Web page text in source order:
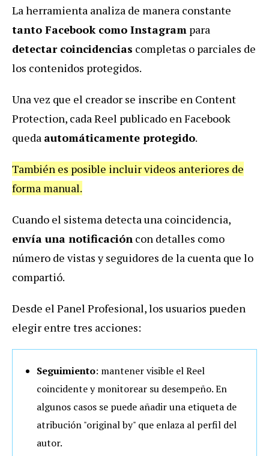
La herramienta analiza de manera constante
tanto Facebook como Instagram para
detectar coincidencias completas o parciales de
los contenidos protegidos.
Una vez que el creador se inscribe en Content
Protection, cada Reel publicado en Facebook
queda automáticamente protegido.
También es posible incluir videos anteriores de
forma manual.
Cuando el sistema detecta una coincidencia,
envía una notificación con detalles como
número de vistas y seguidores de la cuenta que lo
compartió.
Desde el Panel Profesional, los usuarios pueden
elegir entre tres acciones:
Seguimiento: mantener visible el Reel
coincidente y monitorear su desempeño. En
algunos casos se puede añadir una etiqueta de
atribución "original by" que enlaza al perfil del
autor.